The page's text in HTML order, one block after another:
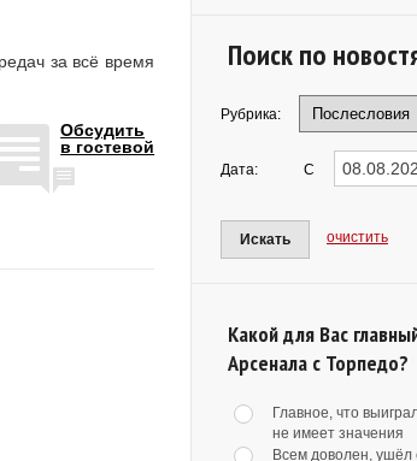
за всё время
Обсудить
в гостевой
Поиск по
Рубрика:
Дата: С
Искать очистить
Какой для Вас
Арсенала с Торпедо?
Главное, что
не имеет значения
Всем доволен, ушёл